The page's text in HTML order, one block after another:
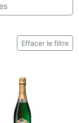
Effacer le filtre